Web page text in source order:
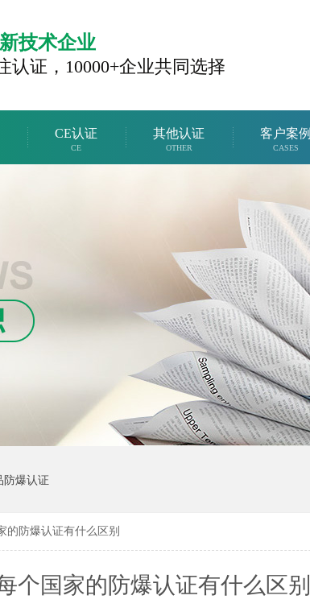
技术企业
认证， 10000+企业共同选择
CE认证
CE
其他认证
OTHER
客户案例
CASES
防爆认证
的防爆认证有什么区别
个国家的防爆认证有什么区别